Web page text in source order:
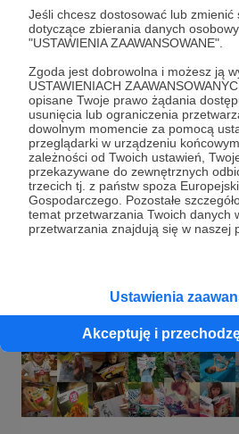
Jeśli chcesz dostosować lub zmienić
dotyczące zbierania danych
"USTAWIENIA ZAAWANSOWANE".
Zgoda jest dobrowolna i możesz ją
USTAWIENIACH
opisane Twoje prawo żądania
usunięcia lub ograniczenia
dowolnym momencie za pomocą
przeglądarki w urządzeniu
zależności od Twoich ustawień,
przekazywane do zewnętrznych
trzecich tj. z państw spoza
Gospodarczego. Pozostałe
temat przetwarzania Twoich danych
przetwarzania znajdują się w naszej
Ustawienia
Akceptuję i
Zależy nam na tym, aby
poczuciu pewności siebie i
aktywne i twórcze w
odwagę do podejmowania
wciąż coraz lepszymi w
niezależnie od tego, czy
maszyn, czy malowanie koni.
Wiemy, że w procesie
mierzą się z
dlatego dekonstruujemy
wszechświat możliwości.